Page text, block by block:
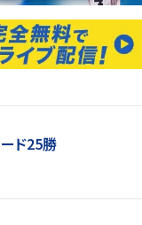
ド25勝